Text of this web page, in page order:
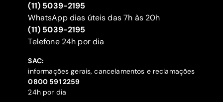
(11) 5039-2195
WhatsApp dias úteis das 7h às 20h
(11) 5039-2195
‍Telefone 24h por dia
SAC:
informações gerais, cancelamentos e reclamações
‍0800 591 2259
24h por dia